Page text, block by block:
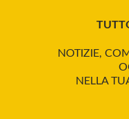
NOTIZIE,
NELLA